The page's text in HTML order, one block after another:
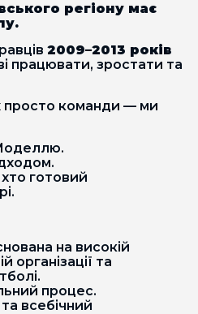
регіону має
2009–2013 років
працювати, зростати та
просто команди — ми
готовий
на високій
організації та
процес.
всебічний